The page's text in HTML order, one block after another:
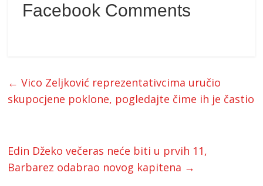
Facebook Comments
← Vico Zeljković reprezentativcima uručio
skupocjene poklone, pogledajte čime ih je častio
Edin Džeko večeras neće biti u prvih 11,
Barbarez odabrao novog kapitena →